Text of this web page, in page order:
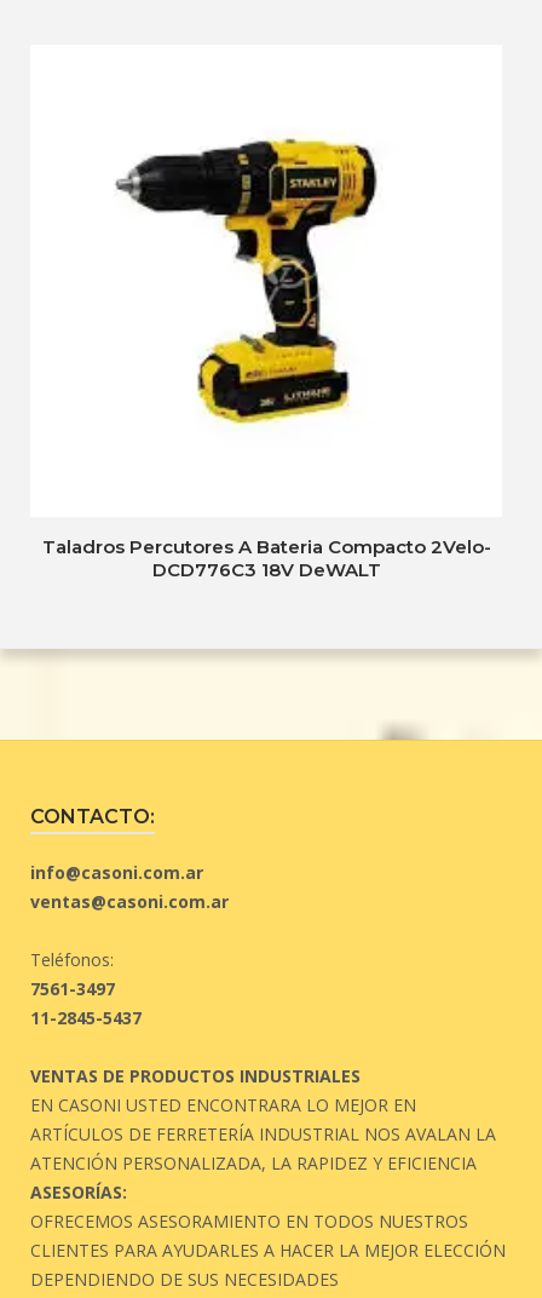
Taladros Percutores A Bateria Compacto 2Velo-
DCD776C3 18V DeWALT
CONTACTO:
info@casoni.com.ar
ventas@casoni.com.ar
Teléfonos:
7561-3497
11-2845-5437
VENTAS DE PRODUCTOS INDUSTRIALES
EN CASONI USTED ENCONTRARA LO MEJOR EN
ARTÍCULOS DE FERRETERÍA INDUSTRIAL NOS AVALAN LA
ATENCIÓN PERSONALIZADA, LA RAPIDEZ Y EFICIENCIA
ASESORÍAS:
OFRECEMOS ASESORAMIENTO EN TODOS NUESTROS
CLIENTES PARA AYUDARLES A HACER LA MEJOR ELECCIÓN
DEPENDIENDO DE SUS NECESIDADES